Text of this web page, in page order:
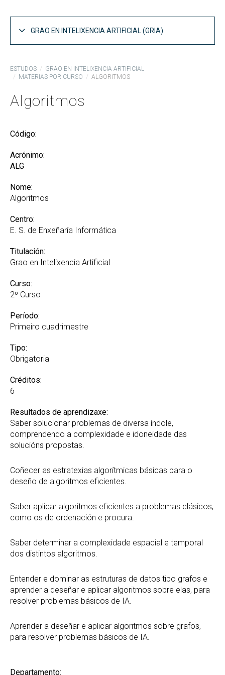
GRAO EN INTELIXENCIA ARTIFICIAL (GRIA)
Materias por curso GRIA
Competencias e obxectivos GRIA
Informes de coordinación GRIA
Memoria do GRIA
Recoñecemento de Créditos e Adaptacións
ESTUDOS
GRAO EN INTELIXENCIA ARTIFICIAL
MATERIAS POR CURSO
ALGORITMOS
Algoritmos
Código:
Acrónimo:
ALG
Nome:
Algoritmos
Centro:
E. S. de Enxeñaría Informática
Titulación:
Grao en Intelixencia Artificial
Curso:
2º Curso
Período:
Primeiro cuadrimestre
Tipo:
Obrigatoria
Créditos:
6
Resultados de aprendizaxe:
Saber solucionar problemas de diversa índole,
comprendendo a complexidade e idoneidade das
solucións propostas.
Coñecer as estratexias algorítmicas básicas para o
deseño de algoritmos eficientes.
Saber aplicar algoritmos eficientes a problemas clásicos,
como os de ordenación e procura.
Saber determinar a complexidade espacial e temporal
dos distintos algoritmos.
Entender e dominar as estruturas de datos tipo grafos e
aprender a deseñar e aplicar algoritmos sobre elas, para
resolver problemas básicos de IA.
Aprender a deseñar e aplicar algoritmos sobre grafos,
para resolver problemas básicos de IA.
Departamento: